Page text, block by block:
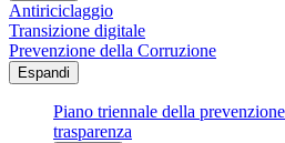
Antiriciclaggio
Transizione digitale
Prevenzione della Corruzione
Espandi
Piano triennale della
trasparenza